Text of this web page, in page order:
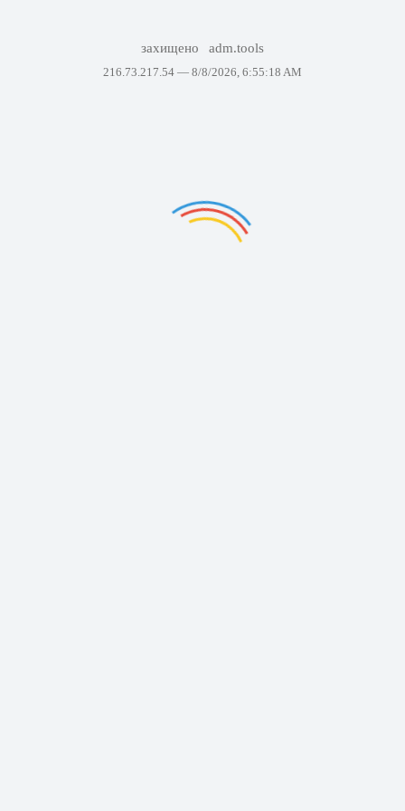
захищено adm.tools
216.73.217.54 — 8/8/2026, 6:55:18 AM